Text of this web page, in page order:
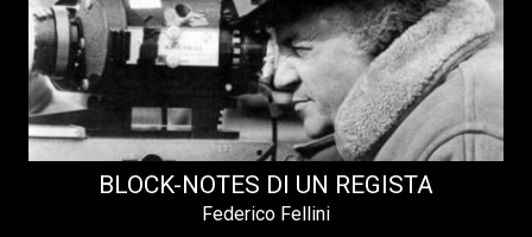
BLOCK-NOTES DI UN REGISTA
Federico Fellini